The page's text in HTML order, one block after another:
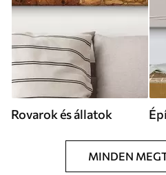
Rovarok és állatok
MINDEN